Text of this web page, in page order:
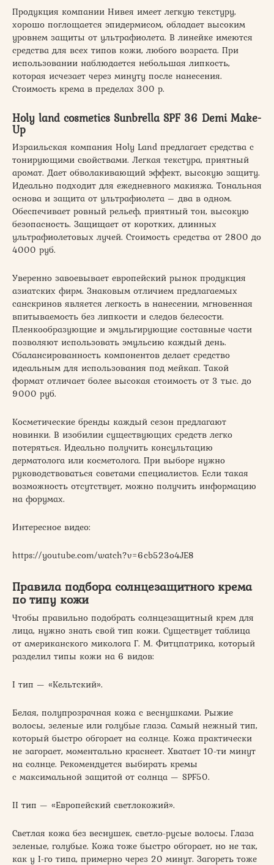
Продукция компании Нивея имеет легкую текстуру,
хорошо поглощается эпидермисом, обладает высоким
уровнем защиты от ультрафиолета. В линейке имеются
средства для всех типов кожи, любого возраста. При
использовании наблюдается небольшая липкость,
которая исчезает через минуту после нанесения.
Стоимость крема в пределах 300 р.
Holy land cosmetics Sunbrella SPF 36 Demi Make-
Up
Израильская компания Holy Land предлагает средства с
тонирующими свойствами. Легкая текстура, приятный
аромат. Дает обволакивающий эффект, высокую защиту.
Идеально подходит для ежедневного макияжа. Тональная
основа и защита от ультрафиолета – два в одном.
Обеспечивает ровный рельеф, приятный тон, высокую
безопасность. Защищает от коротких, длинных
ультрафиолетовых лучей. Стоимость средства от 2800 до
4000 руб.
Уверенно завоевывает европейский рынок продукция
азиатских фирм. Знаковым отличием предлагаемых
санскринов является легкость в нанесении, мгновенная
впитываемость без липкости и следов белесости.
Пленкообразующие и эмульгирующие составные части
позволяют использовать эмульсию каждый день.
Сбалансированность компонентов делает средство
идеальным для использования под мейкап. Такой
формат отличает более высокая стоимость от 3 тыс. до
9000 руб.
Косметические бренды каждый сезон предлагают
новинки. В изобилии существующих средств легко
потеряться. Идеально получить консультацию
дерматолога или косметолога. При выборе нужно
руководствоваться советами специалистов. Если такая
возможность отсутствует, можно получить информацию
на форумах.
Интересное видео:
https://youtube.com/watch?v=6cb523o4JE8
Правила подбора солнцезащитного крема
по типу кожи
Чтобы правильно подобрать солнцезащитный крем для
лица, нужно знать свой тип кожи. Существует таблица
от американского миколога Г. М. Фитцпатрика, который
разделил типы кожи на 6 видов:
I тип — «Кельтский».
Белая, полупрозрачная кожа с веснушками. Рыжие
волосы, зеленые или голубые глаза. Самый нежный тип,
который быстро обгорает на солнце. Кожа практически
не загорает, моментально краснеет. Хватает 10-ти минут
на солнце. Рекомендуется выбирать кремы
с максимальной защитой от солнца — SPF50.
II тип — «Европейский светлокожий».
Светлая кожа без веснушек, светло-русые волосы. Глаза
зеленые, голубые. Кожа тоже быстро обгорает, но не так,
как у I-го типа, примерно через 20 минут. Загореть тоже